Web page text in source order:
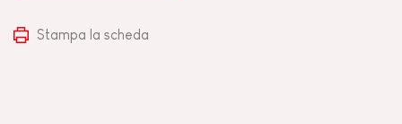
Stampa la scheda